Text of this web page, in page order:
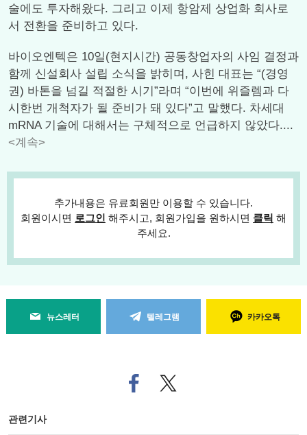
술에도 투자해왔다. 그리고 이제 항암제 상업화 회사로
서 전환을 준비하고 있다.
바이오엔텍은 10일(현지시간) 공동창업자의 사임 결정과
함께 신설회사 설립 소식을 밝히며, 사힌 대표는 “(경영
권) 바톤을 넘길 적절한 시기”라며 “이번에 위즐렘과 다
시한번 개척자가 될 준비가 돼 있다”고 말했다. 차세대
mRNA 기술에 대해서는 구체적으로 언급하지 않았다....
<계속>
추가내용은 유료회원만 이용할 수 있습니다.
회원이시면 로그인 해주시고, 회원가입을 원하시면 클릭 해
주세요.
뉴스레터 텔레그램 카카오톡
페
이
트위
터로
관련기사